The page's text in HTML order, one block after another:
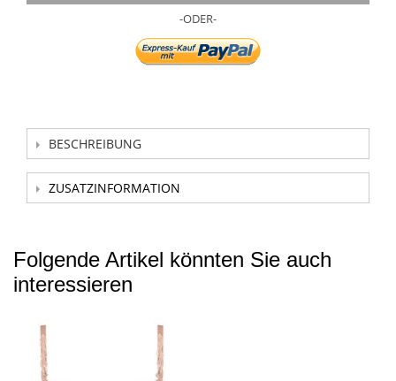
-ODER-
BESCHREIBUNG
ZUSATZINFORMATION
Folgende Artikel könnten Sie auch
interessieren